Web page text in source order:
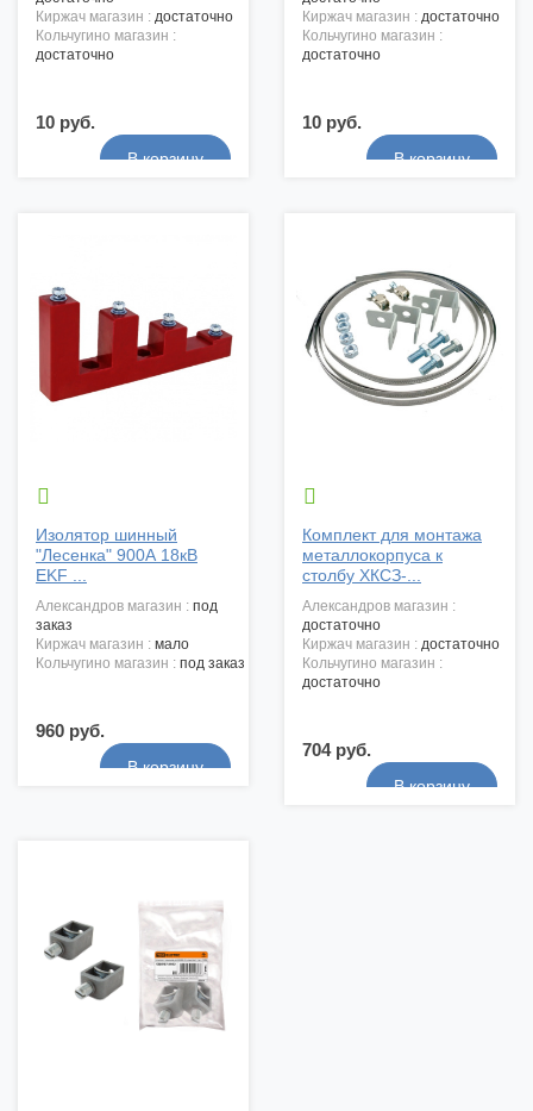
киржач магазин : достаточно
кольчугино магазин :
достаточно
10 руб.
киржач магазин : достаточно
кольчугино магазин :
достаточно
10 руб.

Изолятор шинный
"Лесенка" 900А 18кВ
EKF ...
александров магазин : под
заказ
киржач магазин : мало
кольчугино магазин : под заказ
960 руб.

Комплект для монтажа
металлокорпуса к
столбу ХКСЗ-...
александров магазин :
достаточно
киржач магазин : достаточно
кольчугино магазин :
достаточно
704 руб.